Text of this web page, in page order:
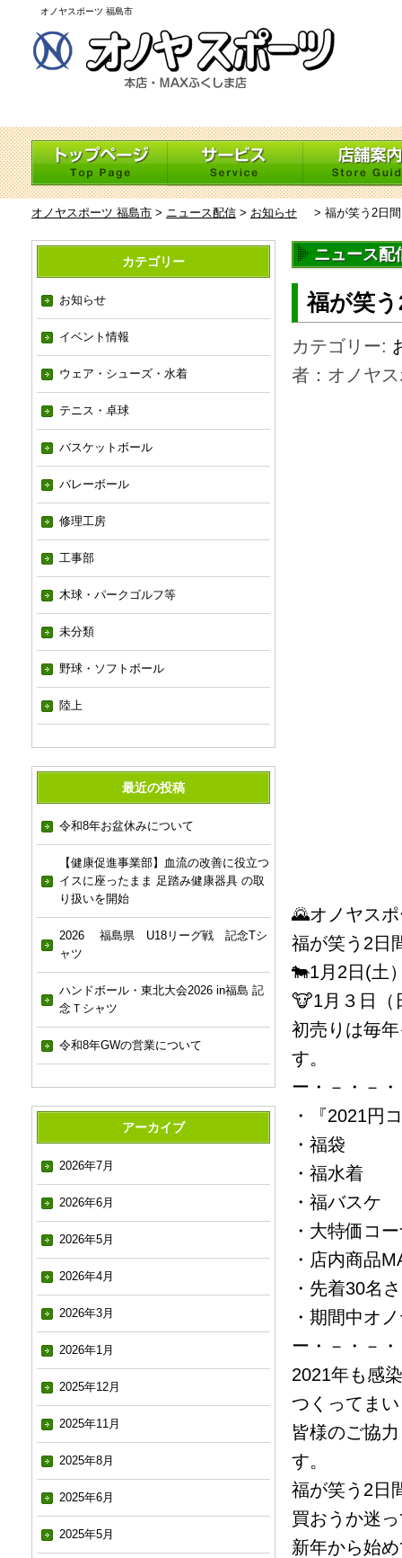
オノヤスポーツ 福島市
オノヤスポーツ 福島市 > ニュース配信 > お知らせ > 福が笑う2日
カテゴリー
お知らせ
イベント情報
ウェア・シューズ・水着
テニス・卓球
バスケットボール
バレーボール
修理工房
工事部
木球・パークゴルフ等
未分類
野球・ソフトボール
陸上
最近の投稿
令和8年お盆休みについて
【健康促進事業部】血流の改善に役立つ
イスに座ったまま 足踏み健康器具 の取
り扱いを開始
2026 福島県 U18リーグ戦 記念Tシ
ャツ
ハンドボール・東北大会2026 in福島 記
念Ｔシャツ
令和8年GWの営業について
アーカイブ
2026年7月
2026年6月
2026年5月
2026年4月
2026年3月
2026年1月
2025年12月
2025年11月
2025年8月
2025年6月
2025年5月
ニュース配
福が笑
カテゴリー:
者：オノヤ
🌄オノヤス
福が笑う2日
🐄1月2日(土
🐮1月３日（
初売りは毎
す。
ー・－・－
・『2021円
・福袋
・福水着
・福バスケ
・大特価コ
・店内商品
・先着30名
・期間中オ
ー・－・－
2021年も感
つくってま
皆様のご協
す。
福が笑う2日
買おうか迷
新年から始